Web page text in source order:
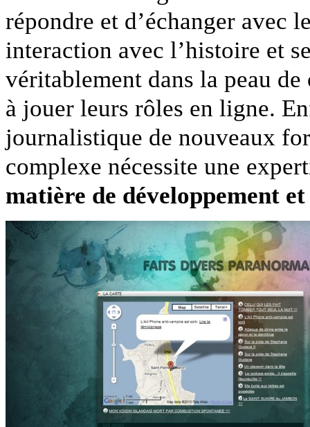
répondre et d’échanger avec
interaction avec l’histoire et
véritablement dans la peau
à jouer leurs rôles en ligne.
journalistique de nouveaux
complexe nécessite une
matière de développement